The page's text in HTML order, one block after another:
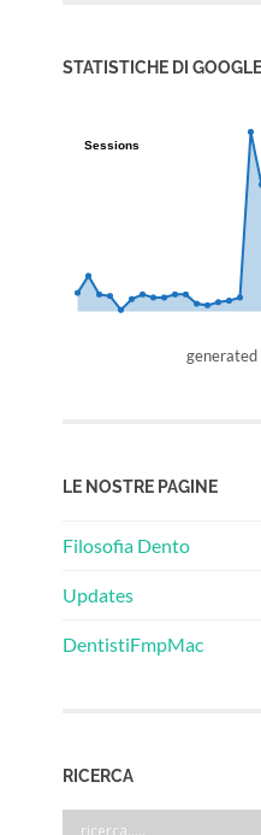
STATISTICHE DI
Sessions
Sessions
generated
LE NOSTRE PAGINE
Filosofia Dento
Updates
DentistiFmpMac
RICERCA